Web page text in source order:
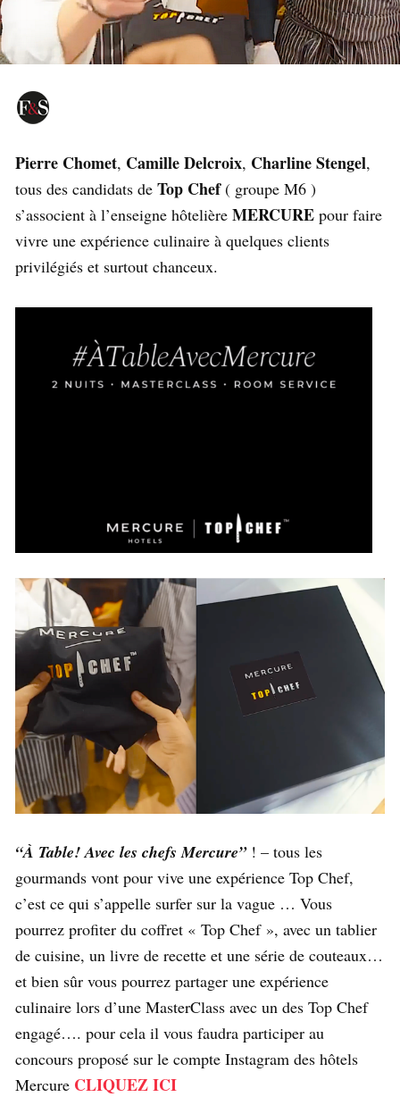
Pierre Chomet, Camille Delcroix, Charline Stengel,
tous des candidats de Top Chef( groupe M6 )
s’associent à l’enseigne hôtelière MERCURE pour faire
vivre une expérience culinaire à quelques clients
privilégiés et surtout chanceux.
“À Table! Avec les chefs Mercure”! – tous les
gourmands vont pour vive une expérience Top Chef,
c’est ce qui s’appelle surfer sur la vague … Vous
pourrez profiter du coffret « Top Chef », avec un tablier
de cuisine, un livre de recette et une série de couteaux…
et bien sûr vous pourrez partager une expérience
culinaire lors d’une MasterClass avec un des Top Chef
engagé…. pour cela il vous faudra participer au
concours proposé sur le compte Instagram des hôtels
Mercure CLIQUEZ ICI